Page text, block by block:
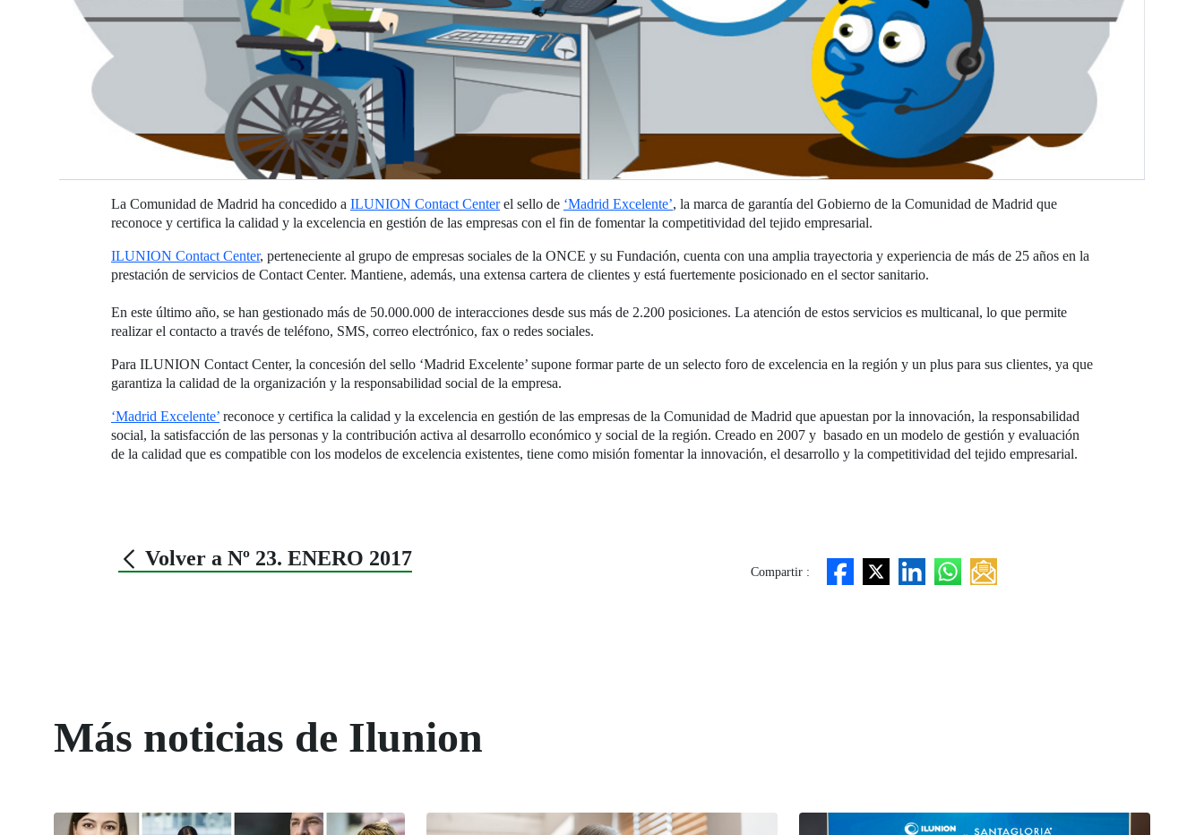
La Comunidad de Madrid ha concedido a ILUNION Contact Centerel sello de ‘Madrid Excelente’, la marca de garantía del Gobierno de la Comunidad de Madrid que
reconoce y certifica la calidad y la excelencia en gestión de las empresas con el fin de fomentar la competitividad del tejido empresarial.
ILUNION Contact Center, perteneciente al grupo de empresas sociales de la ONCE y su Fundación, cuenta con una amplia trayectoria y experiencia de más de 25 años en la
prestación de servicios de Contact Center. Mantiene, además, una extensa cartera de clientes y está fuertemente posicionado en el sector sanitario.
En este último año, se han gestionado más de 50.000.000 de interacciones desde sus más de 2.200 posiciones. La atención de estos servicios es multicanal, lo que permite
realizar el contacto a través de teléfono, SMS, correo electrónico, fax o redes sociales.
Para ILUNION Contact Center, la concesión del sello ‘Madrid Excelente’ supone formar parte de un selecto foro de excelencia en la región y un plus para sus clientes, ya que
garantiza la calidad de la organización y la responsabilidad social de la empresa.
‘Madrid Excelente’ reconoce y certifica la calidad y la excelencia en gestión de las empresas de la Comunidad de Madrid que apuestan por la innovación, la responsabilidad
social, la satisfacción de las personas y la contribución activa al desarrollo económico y social de la región. Creado en 2007 y basado en un modelo de gestión y evaluación
de la calidad que es compatible con los modelos de excelencia existentes, tiene como misión fomentar la innovación, el desarrollo y la competitividad del tejido empresarial.
Volver a Nº 23. ENERO 2017
Compartir :
Más noticias de Ilunion